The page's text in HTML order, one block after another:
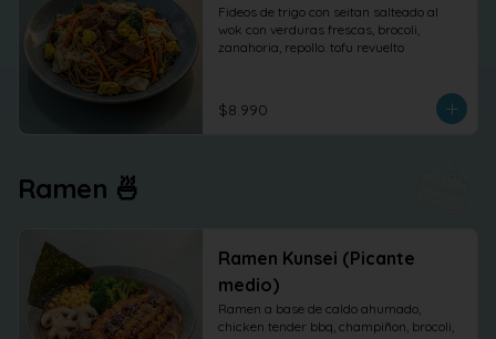
Fideos de trigo con seitan salteado al
wok con verduras frescas, brocoli,
zanahoria, repollo. tofu revuelto
$8.990
Ramen 🍜
Ramen Kunsei (Picante
medio)
Ramen a base de caldo ahumado,
chicken tender bbq, champiñon, brocoli,